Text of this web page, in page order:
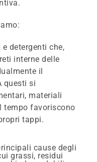
e detergenti che,
interne delle
il
questi si
materiali
tempo favoriscono
tappi.